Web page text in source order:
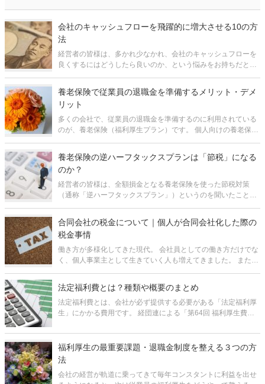
会社のキャッシュフローを飛躍的に増大させる10の方
法
経営者の皆様は、多かれ少なかれ、会社のキャッシュフローを
良くするにはどうしたら良いのか、という悩みをお持ちだと思
としているし、会計や税務といった難しい話がからんできそう
なので、どこから手を付け
養老保険で従業員の退職金を準備するメリット・デメ
リット
多くの会社で、従業員の退職金を準備するのに利用されている
のが、養老保険（福利厚生プラン）です。 個人向けの養老保険
とよく活用されています。それは、保険料の1/2を損金に算入で
きるという形で税制上
養老保険の逆ハーフタックスプランは「節税」になる
のか？
経営者の皆様は、全額損金となる養老保険を使った節税対策
（通称「逆ハーフタックスプラン」）というのを聞いたことが
料の全額を損金とできる上、解約返戻金または満期保険金を退
職金に活用できると言われる
合同会社の税金について｜個人が合同会社化した際の
税金事情
働き方が多様化してきた現代。 会社員としての働き方だけでな
く、個人事業主として生きていく人も増えてきました。 また、
ずいらっしゃるでしょう。 特に個人事業主の方が、収入的に安
定してき
法定福利費とは？種類や概要のまとめ
法定福利費とは、会社が必ず提供する必要がある「法定福利厚
生」にかかる費用です。 経団連による「第64回 福利厚生費調
る法定福利費の平均は月額84,884円とのことで、決して少ない
負担とは言え
福利厚生の最重要課題・退職金制度を整える３つの方
法
会社の経営が軌道に乗ってきて毎年コンスタントに利益を出せ